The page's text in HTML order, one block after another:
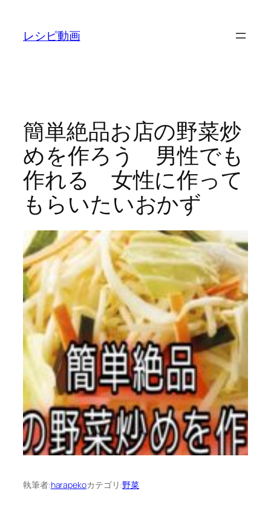
レシピ動画
簡単絶品お店の野菜炒
めを作ろう 男性でも
作れる 女性に作って
もらいたいおかず
執筆者:harapekoカテゴリ:野菜